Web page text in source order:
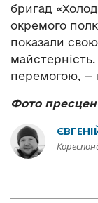
бригад
окремого
показали свою
перемогою, —
Фото